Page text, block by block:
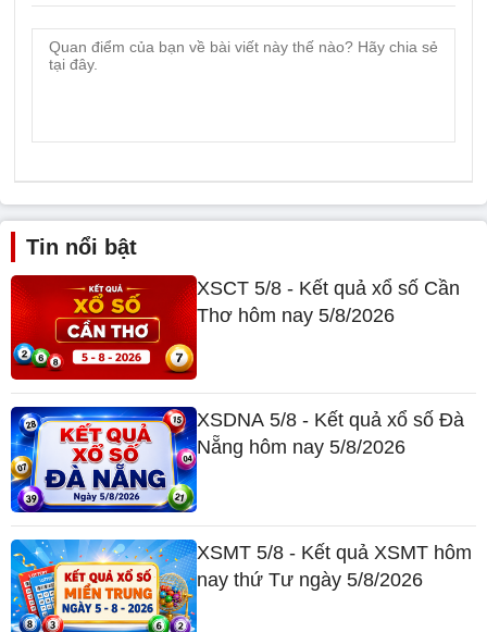
Tin nổi bật
XSCT 5/8 - Kết quả xổ số Cần
Thơ hôm nay 5/8/2026
XSDNA 5/8 - Kết quả xổ số Đà
Nẵng hôm nay 5/8/2026
XSMT 5/8 - Kết quả XSMT hôm
nay thứ Tư ngày 5/8/2026